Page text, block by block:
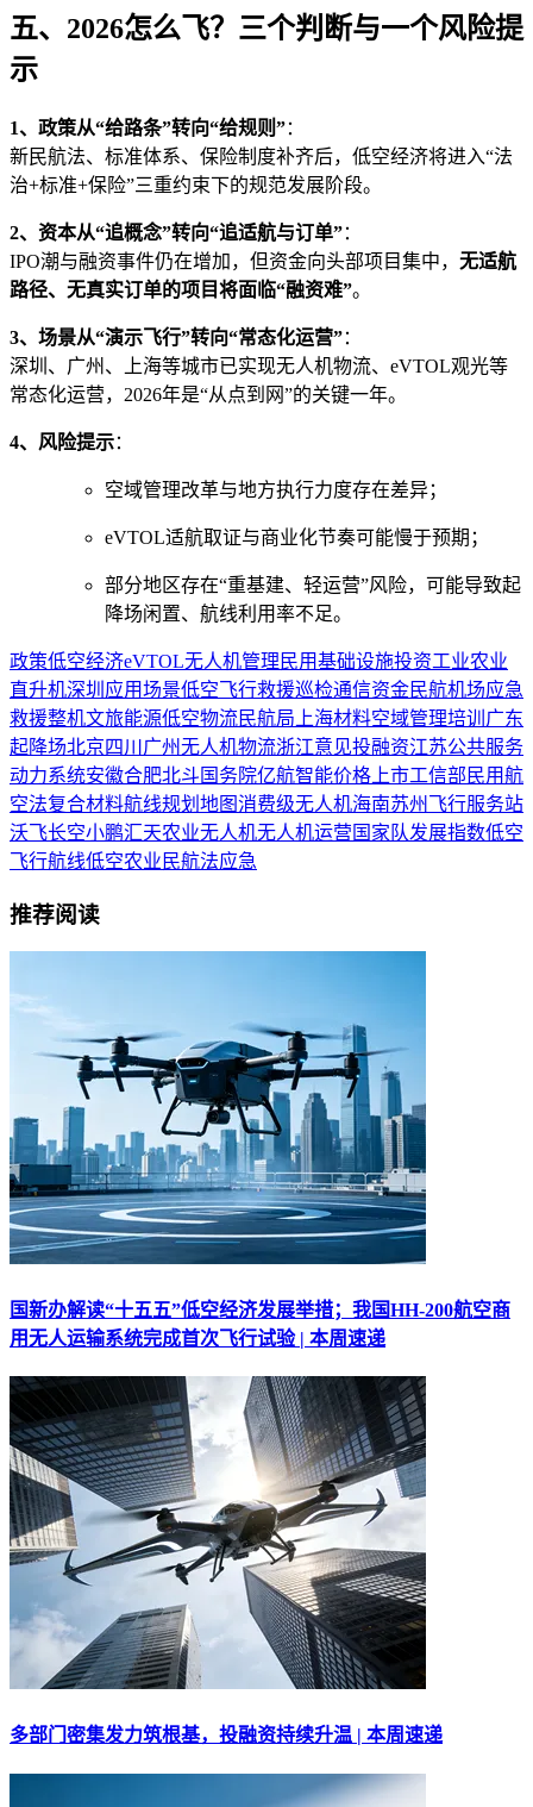
五、2026怎么飞？三个判断与一个风险提
示
1、政策从“给路条”转向“给规则”：
新民航法、标准体系、保险制度补齐后，低空经济将进入“法
治+标准+保险”三重约束下的规范发展阶段。
2、资本从“追概念”转向“追适航与订单”：
IPO潮与融资事件仍在增加，但资金向头部项目集中， 无适航
路径、无真实订单的项目将面临“融资难”。
3、场景从“演示飞行”转向“常态化运营”：
深圳、广州、上海等城市已实现无人机物流、eVTOL观光等
常态化运营，2026年是“从点到网”的关键一年。
4、风险提示：
空域管理改革与地方执行力度存在差异；
eVTOL适航取证与商业化节奏可能慢于预期；
部分地区存在“重基建、轻运营”风险，可能导致起
降场闲置、航线利用率不足。
政策低空经济eVTOL无人机管理 民用基础设施投资工业农业
直升机深圳 应用场景低空飞行救援巡检通信资金民航机场应急
救援整机文旅能源低空物流民航局 上海材料空域管理培训 广东
起降场北京四川 广州无人机物流浙江意见投融资江苏公共服务
动力系统安徽合肥北斗 国务院亿航智能价格 上市工信部 民用航
空法复合材料航线规划 地图消费级无人机海南苏州 飞行服务站
沃飞长空小鹏汇天农业无人机无人机运营 国家队发展指数低空
飞行航线低空农业 民航法应急
推荐阅读
国新办解读“十五五”低空经济发展举措；我国HH-200航空商
用无人运输系统完成首次飞行试验 | 本周速递
多部门密集发力筑根基，投融资持续升温 | 本周速递